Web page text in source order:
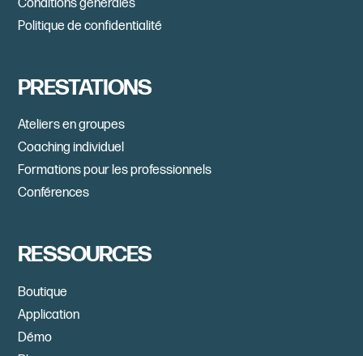
Conditions générales
Politique de confidentialité
PRESTATIONS
Ateliers en groupes
Coaching individuel
Formations pour les professionnels
Conférences
RESSOURCES
Boutique
Application
Démo